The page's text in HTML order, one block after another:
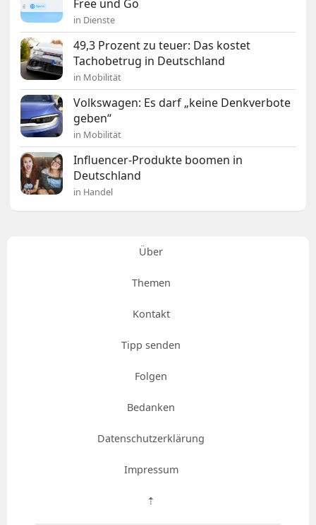
Free und Go
in Dienste
49,3 Prozent zu teuer: Das kostet
Tachobetrug in Deutschland
in Mobilität
Volkswagen: Es darf „keine Denkverbote
geben“
in Mobilität
Influencer-Produkte boomen in
Deutschland
in Handel
Über
Themen
Kontakt
Tipp senden
Folgen
Bedanken
Datenschutzerklärung
Impressum
⇡